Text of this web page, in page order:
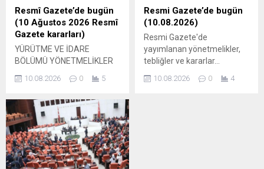
Resmî Gazete’de bugün
(10 Ağustos 2026 Resmî
Gazete kararları)
YÜRÜTME VE İDARE
BÖLÜMÜ YÖNETMELİKLER
Nükleer Malzemeler
Merkezi Yönetmeliğinin
Yürürlükten Kaldırılmasına
Dair Yönetmelik–– Selçuk
Üniversitesi Osmanlı Tarihi
ve Medeniyeti ...
10.08.2026 0 5
Resmi Gazete’de bugün
(10.08.2026)
Resmi Gazete'de
yayımlanan yönetmelikler,
tebliğler ve kararlar...
10.08.2026 0 4